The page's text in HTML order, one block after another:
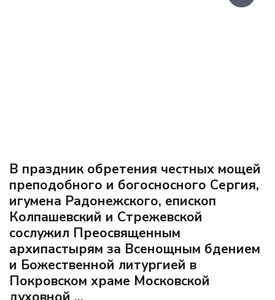
В праздник обретения честных мощей
преподобного и богосносного Сергия,
игумена Радонежского, епископ
Колпашевский и Стрежевской
сослужил Преосвященным
архипастырям за Всенощным бдением
и Божественной литургией в
Покровском храме Московской